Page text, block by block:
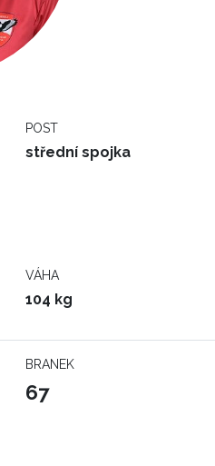
POST
střední spojka
VÁHA
104 kg
BRANEK
67